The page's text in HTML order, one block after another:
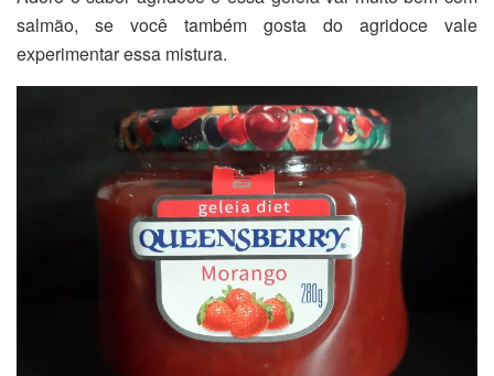
salmão, se você também gosta do agridoce vale
experimentar essa mistura.